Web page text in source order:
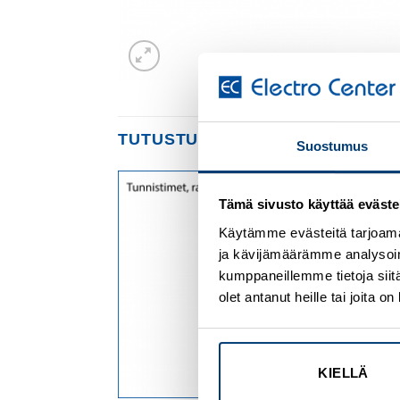
Suostumus
Tämä sivusto käyttää
Käytämme evästeitä
ja kävijämäärämme
kumppaneillemme tietoja
olet antanut heille tai joita
KIELLÄ
TUTUSTU MYÖS
wishlist